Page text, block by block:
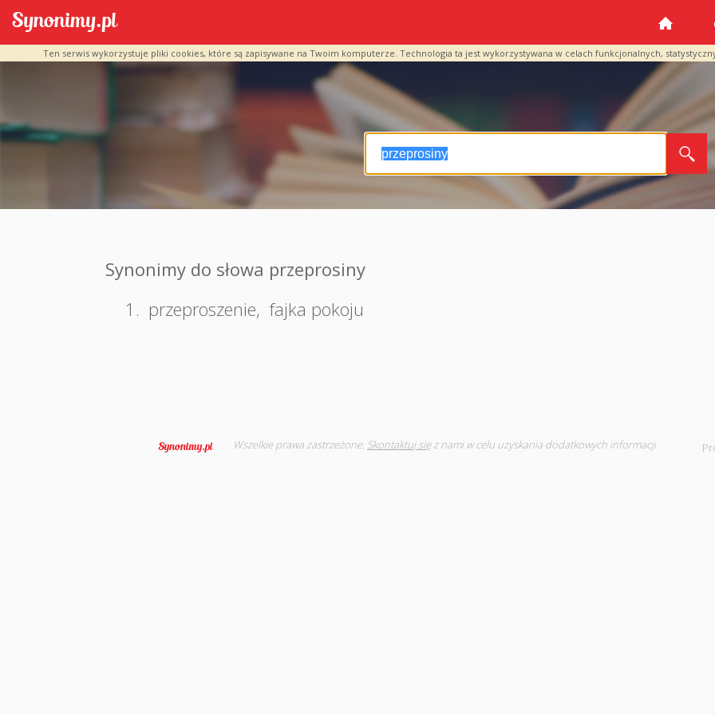
Ten serwis wykorzystuje pliki cookies, które są zapisywane na Twoim komputerze. Technologia ta jest wykorzystywana w celach funkcjonalnych,
Synonimy do słowa przeprosiny
1. przeproszenie, fajka pokoju
Wszelkie prawa zastrzeżone. Skontaktuj sięz nami w celu uzyskania dodatkowych informacji